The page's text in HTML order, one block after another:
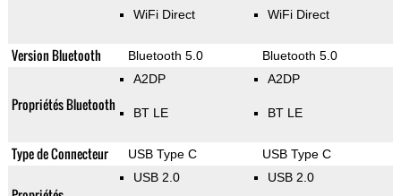
WiFi Direct WiFi Direct
Version Bluetooth Bluetooth 5.0 Bluetooth 5.0
Propriétés Bluetooth
A2DP
BT LE
A2DP
BT LE
Type de Connecteur USB Type C USB Type C
USB 2.0 USB 2.0